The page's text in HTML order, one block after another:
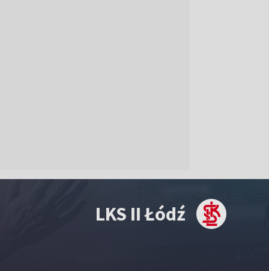
LKS II Łódź